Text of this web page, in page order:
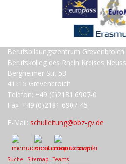
Berufsbildungszentrum Grevenbroich
Berufskolleg des Rhein Kreises Neuss
Bergheimer Str. 53
41515 Grevenbroich
Telefon: +49 (0)2181 6907-0
Fax: +49 (0)2181 6907-45
E-Mail: schulleitung@bbz-gv.de
Suche Sitemap Teams